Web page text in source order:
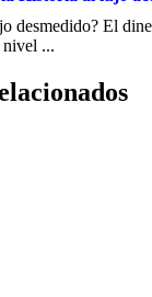
desmedido? El
nivel ...